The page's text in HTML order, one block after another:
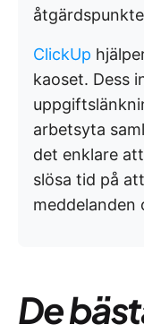
ClickUp
kaoset. Dess
arbetsyta
det enklare
slösa tid på
meddelanden
De